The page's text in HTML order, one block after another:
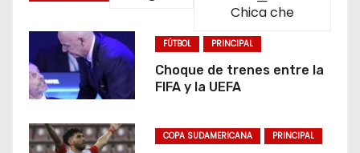
Chica che
FÚTBOL PRINCIPAL
Choque de trenes entre la
FIFA y la UEFA
COPA SUDAMERICANA PRINCIPAL